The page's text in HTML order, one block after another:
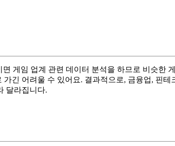
게임 업계 관련 데이터 분석을 하므로 비슷한
긴 어려울 수 있어요. 결과적으로, 금융업, 핀테
달라집니다.